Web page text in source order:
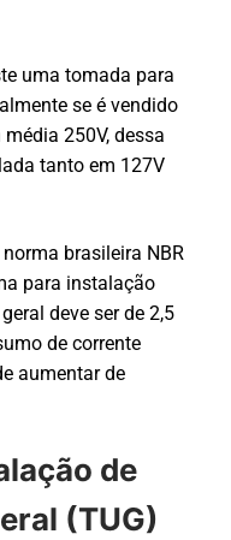
uma tomada para
se é vendido
250V, dessa
tanto em 127V
brasileira NBR
para instalação
deve ser de 2,5
de corrente
aumentar de
de
(TUG)